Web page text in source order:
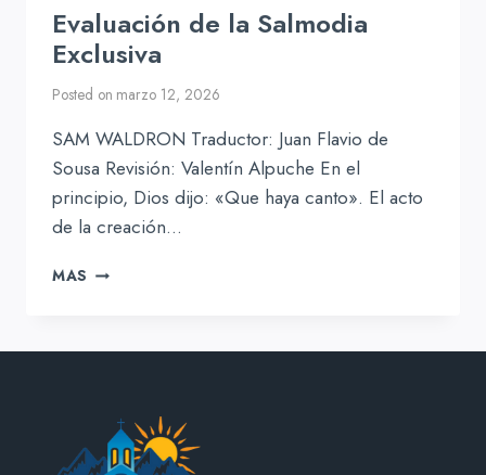
Evaluación de la Salmodia
Exclusiva
Posted on marzo 12, 2026
SAM WALDRON Traductor: Juan Flavio de
Sousa Revisión: Valentín Alpuche En el
principio, Dios dijo: «Que haya canto». El acto
de la creación…
MAS EVALUACIÓN